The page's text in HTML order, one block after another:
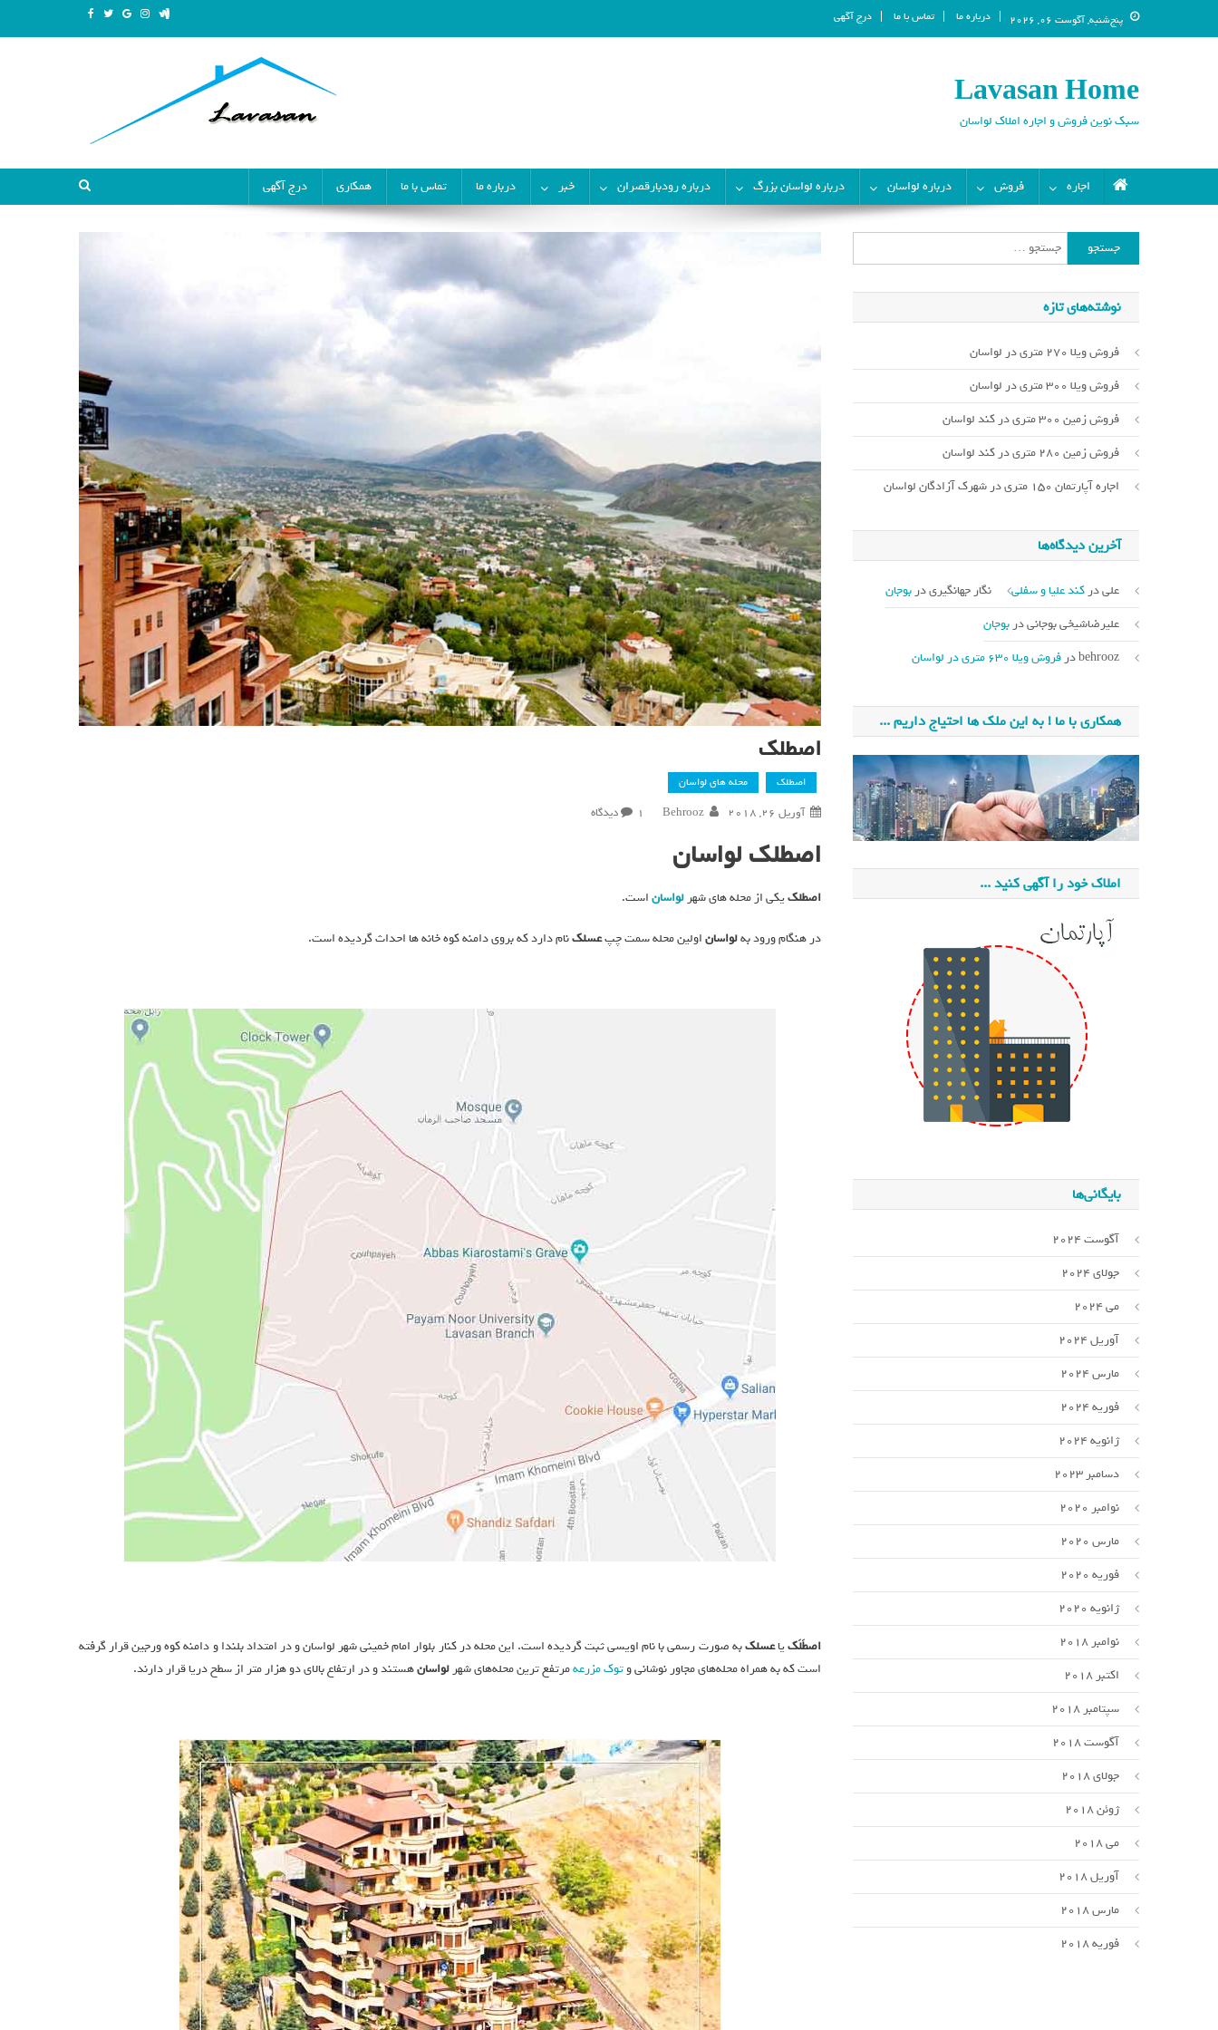
پنج‌شنبه, آگوست 06, 2026 درباره ما تماس با ما درج آگهی
Lavasan Home
سبک نوین فروش و اجاره املاک لواسان
اجاره فروش درباره لواسان درباره لواسان بزرگ درباره رودبارقصران خبر درباره ما تماس با ما همکاری درج آگهی
اصطلک
اصطلک محله های لواسان
آوریل 26, 2018 Behrooz ۱ دیدگاه
اصطلک لواسان
اصطلکیکی از محله های شهر لواساناست.
در هنگام ورود بهلواساناولین محله سمت چپعسلکنام دارد که بروی دامنه کوه خانه ها احداث گردیده است.
اصطَلَکیاعسلکبه صورت رسمی با نام اویسی ثبت گردیده است. اين محله در کنار بلوار امام خمینی شهر لواسان و در امتداد بلندا و دامنه کوه ورجین قرار گرفته
است که به همراه محله‌های مجاور نوشانی وتوک مزرعهمرتفع ترین محله‌های شهر لواسانهستند و در ارتفاع بالای دو هزار متر از سطح دریا قرار دارند.
جستجو
برای:
نوشته‌های تازه
فروش ویلا 270 متری در لواسان
فروش ویلا 300 متری در لواسان
فروش زمین 300 متری در کند لواسان
فروش زمین 280 متری در کند لواسان
اجاره آپارتمان 150 متری در شهرک آزادگان لواسان
آخرین دیدگاه‌ها
علیدر کند علیا و سفلی نگار جهانگیریدر بوجان
علیرضاشیخی بوجانیدر بوجان
behroozدر فروش ویلا 630 متری در لواسان
همکاری با ما ! به این ملک ها احتیاج داریم ...
املاک خود را آگهی کنید ...
بایگانی‌ها
آگوست 2024
جولای 2024
می 2024
آوریل 2024
مارس 2024
فوریه 2024
ژانویه 2024
دسامبر 2023
نوامبر 2020
مارس 2020
فوریه 2020
ژانویه 2020
نوامبر 2018
اکتبر 2018
سپتامبر 2018
آگوست 2018
جولای 2018
ژوئن 2018
می 2018
آوریل 2018
مارس 2018
فوریه 2018